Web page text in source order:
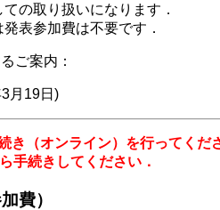
の取り扱いになります．
表参加費は不要です．
ご案内：
月19日)
き（オンライン）を行ってくだ
手続きしてください．
費）